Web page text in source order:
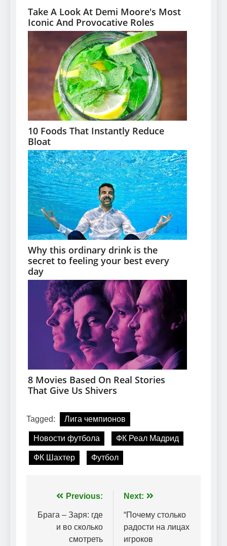
Tagged: Лига чемпионов
Новости футбола ФК Реал Мадрид
ФК Шахтер Футбол
Навігація
записів
Previous:
Брага – Заря: где
и во сколько
смотреть
Next:
“Почему столько
радости на лицах
игроков